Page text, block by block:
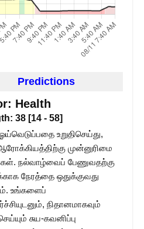
Predictions
Health
38 [14 - 58]
உறுதிசெய்து,
முன்னுரிமை
நல்வாழ்வைப் பேணுவதற்கு
நேரத்தை ஒதுக்குவது
உங்களைப்
நிதானமாகவும்
சுய-கவனிப்பு